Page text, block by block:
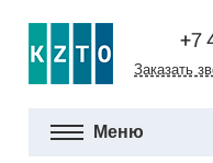
+7
Заказать
Меню